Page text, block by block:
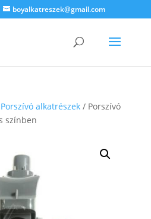
boyalkatreszek@gmail.com
alkatrészek/ Porszívó
színben